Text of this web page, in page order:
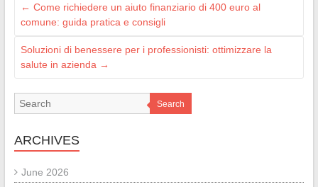
← Come richiedere un aiuto finanziario di 400 euro al
comune: guida pratica e consigli
Soluzioni di benessere per i professionisti: ottimizzare la
salute in azienda →
Search
ARCHIVES
June 2026